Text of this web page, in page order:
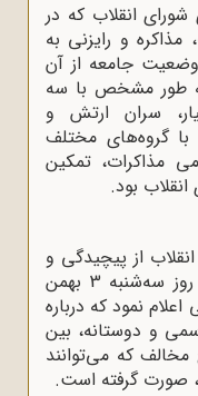
انقلاب که در
و رایزنی به
جامعه از آن
طور مشخص با سه
سران ارتش و
گروه‌های مختلف
مذاکرات، تمکین
بود.
از پیچیدگى و
حساسیت خاصى برخوردار بود. در روز سه‌شنبه 3 بهمن
اعلام نمود که درباره‌
و دوستانه، بین
که مى‌توانند
صورت گرفته است.